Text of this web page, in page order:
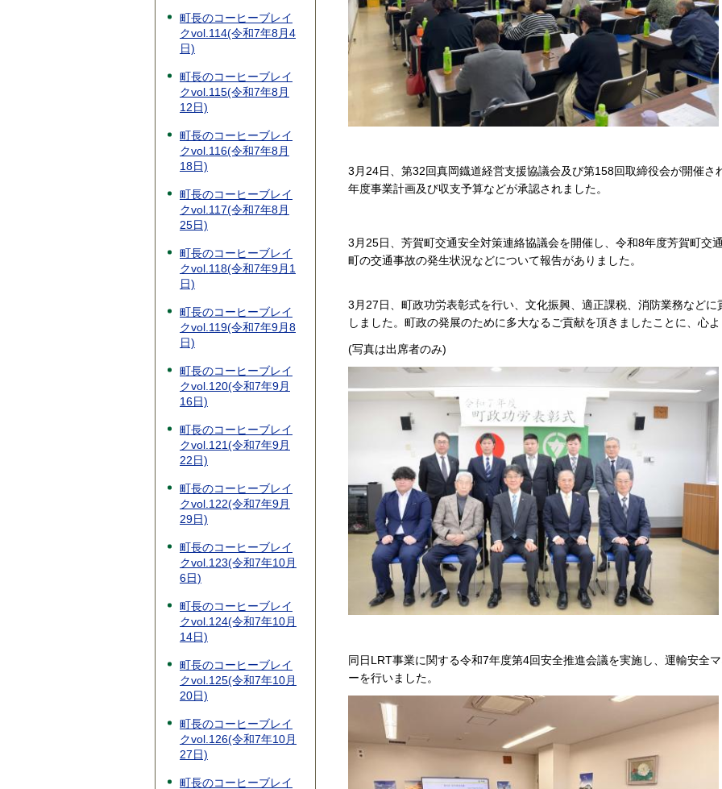
町長のコーヒーブレイ
クvol.114(令和7年8月4
日)
町長のコーヒーブレイ
クvol.115(令和7年8月
12日)
町長のコーヒーブレイ
クvol.116(令和7年8月
18日)
町長のコーヒーブレイ
クvol.117(令和7年8月
25日)
町長のコーヒーブレイ
クvol.118(令和7年9月1
日)
町長のコーヒーブレイ
クvol.119(令和7年9月8
日)
町長のコーヒーブレイ
クvol.120(令和7年9月
16日)
町長のコーヒーブレイ
クvol.121(令和7年9月
22日)
町長のコーヒーブレイ
クvol.122(令和7年9月
29日)
町長のコーヒーブレイ
クvol.123(令和7年10月
6日)
町長のコーヒーブレイ
クvol.124(令和7年10月
14日)
町長のコーヒーブレイ
クvol.125(令和7年10月
20日)
町長のコーヒーブレイ
クvol.126(令和7年10月
27日)
町長のコーヒーブレイ
3月24日、第32回真岡鐡道経営支援協議会及び第158回取締役会が開催
年度事業計画及び収支予算などが承認されました。
3月25日、芳賀町交通安全対策連絡協議会を開催し、令和8年度芳賀町交
町の交通事故の発生状況などについて報告がありました。
3月27日、町政功労表彰式を行い、文化振興、適正課税、消防業務など
しました。町政の発展のために多大なるご貢献を頂きましたことに、心よ
(写真は出席者のみ)
同日LRT事業に関する令和7年度第4回安全推進会議を実施し、運輸安全
ーを行いました。